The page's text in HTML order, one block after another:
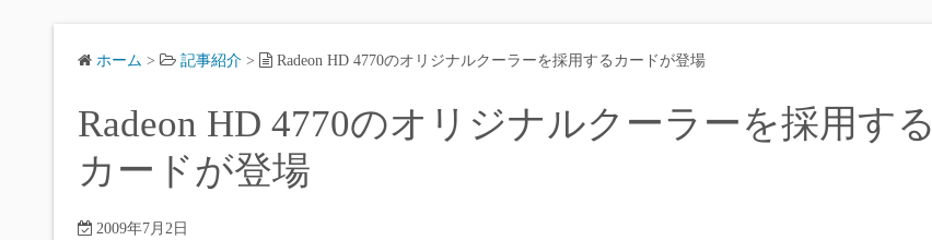
ホーム > 記事紹介 > Radeon HD 4770のオリジナルクーラーを採用するカードが登場
Radeon HD 4770のオリジナルクーラーを採用する
カードが登場
2009年7月2日